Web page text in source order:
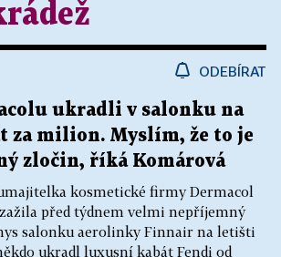
ODEBÍRAT
ukradli v salonku na
za milion. Myslím, že to je
zločin, říká Komárová
kosmetické firmy Dermacol
před týdnem velmi nepříjemný
salonku aerolinky Finnair na letišti
ukradl luxusní kabát Fendi od